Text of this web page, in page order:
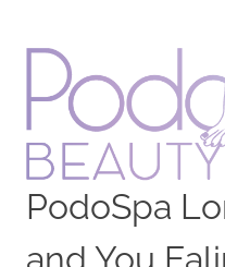
PodoSpa
and You